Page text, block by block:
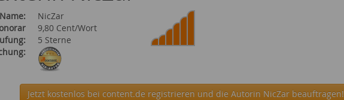
Name:
NicZar
9,80 Cent/Wort
5 Sterne
Jetzt kostenlos bei content.de registrieren und die Autorin NicZar beauftragen!